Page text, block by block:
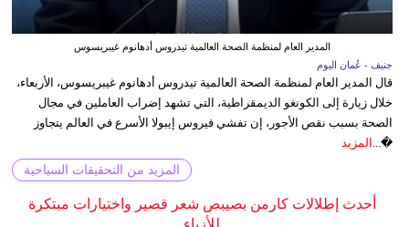
المدير العام لمنظمة الصحة العالمية تيدروس أدهانوم غيبريسوس
جنيف - عُمان اليوم
قال المدير العام لمنظمة الصحة العالمية تيدروس أدهانوم غيبريسوس، الأربعاء،
خلال زيارة إلى الكونغو الديمقراطية، التي تشهد إضراب العاملين في مجال
الصحة بسبب نقص الأجور، إن تفشي فيروس إيبولا الأسرع في العالم يتجاوز
�... المزيد
المزيد من التحقيقات السياحية
أحدث إطلالات كارمن بصيبص شعر قصير واختيارات مبتكرة
للأزياء